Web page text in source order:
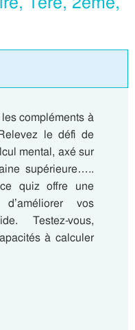
compléments à
le défi de
mental, axé sur
supérieure…..
quiz offre une
vos
Testez-vous,
à calculer